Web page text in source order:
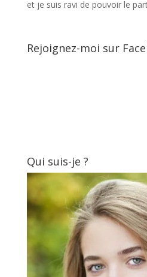
et je suis ravi de pouvoir le
Rejoignez-moi sur
Qui suis-je ?